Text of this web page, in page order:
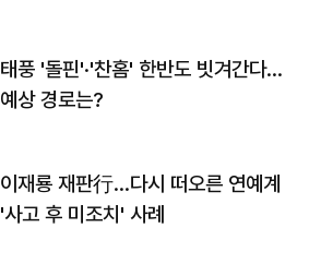
태풍 '돌핀'·'찬홈' 한반도 빗겨간다…
예상 경로는?
이재룡 재판行…다시 떠오른 연예계
'사고 후 미조치' 사례